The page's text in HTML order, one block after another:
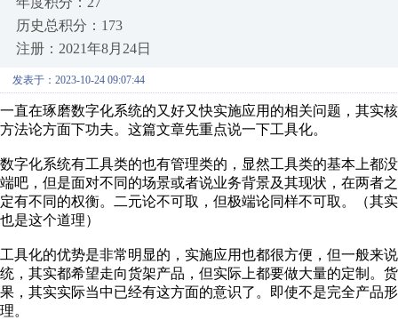
历史总积分：173
注册：2021年8月24日
发表于：2023-10-24 09:07:44
一直在琢磨数字化系统的又好又快实施应用的相关问题，其实
方法论方面下功夫。这篇文章先重点说一下工具化。
数字化系统有工具类的也有管理类的，显然工具类的基本上都
端吧，但是面对不同的场景或者说业务背景及其现状，在两者
定有不同的权衡。二元论不可取，但极端论同样不可取。（其
也是这个道理）
工具化的优势是非常明显的，实施应用也都很方便，但一般来
统，其实都希望走向货架产品，但实际上都要做大量的定制。
果，其实实际当中已经有这方面的意识了。即使不是完全产品
理。